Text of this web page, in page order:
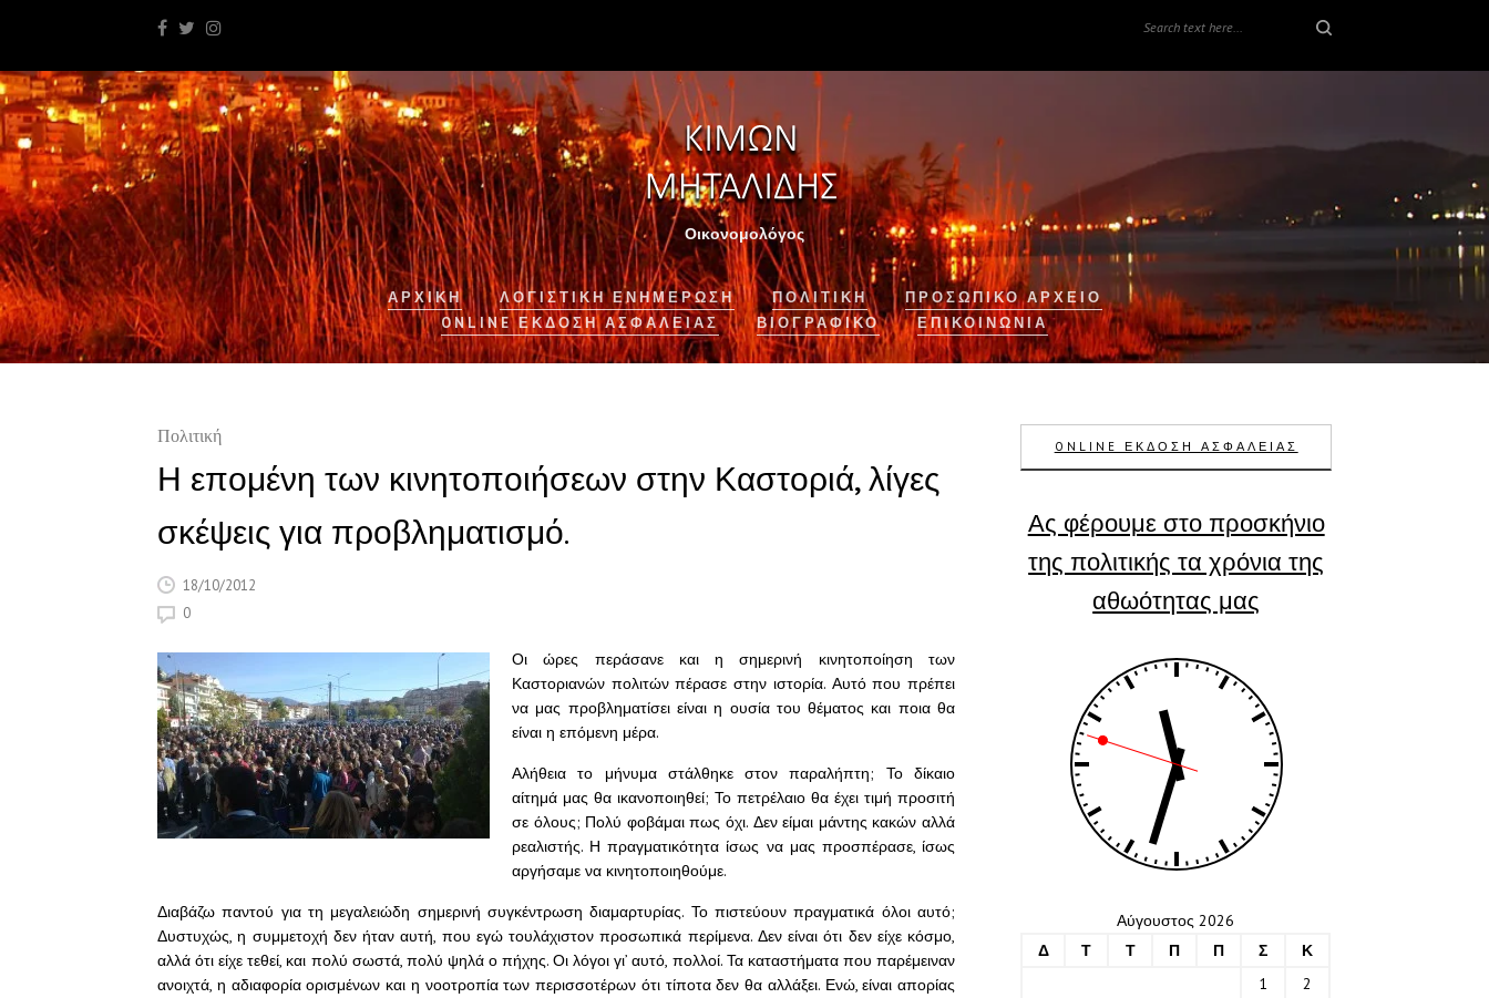
Οικονομολόγος
ΑΡΧΙΚΉ ΛΟΓΙΣΤΙΚΉ ΕΝΗΜΈΡΩΣΗ ΠΟΛΙΤΙΚΗ
ΠΡΟΣΩΠΙΚΟ ΑΡΧΕΙΟ
ONLINE ΈΚΔΟΣΗ ΑΣΦΆΛΕΙΑΣ
ΒΙΟΓΡΑΦΙΚΌ ΕΠΙΚΟΙΝΩΝΊΑ
Πολιτική
Η επομένη των κινητοποιήσεων στην Καστοριά, λίγες
σκέψεις για προβληματισμό.
18/10/2012
0
Οι ώρες περάσανε και η σημερινή κινητοποίηση των
Καστοριανών πολιτών πέρασε στην ιστορία. Αυτό που πρέπει
να μας προβληματίσει είναι η ουσία του θέματος και ποια θα
είναι η επόμενη μέρα.
Αλήθεια το μήνυμα στάλθηκε στον παραλήπτη; Το δίκαιο
αίτημά μας θα ικανοποιηθεί; Το πετρέλαιο θα έχει τιμή προσιτή
σε όλους; Πολύ φοβάμαι πως όχι. Δεν είμαι μάντης κακών αλλά
ρεαλιστής. Η πραγματικότητα ίσως να μας προσπέρασε, ίσως
αργήσαμε να κινητοποιηθούμε.
Διαβάζω παντού για τη μεγαλειώδη σημερινή συγκέντρωση διαμαρτυρίας. Το πιστεύουν πραγματικά όλοι αυτό;
Δυστυχώς, η συμμετοχή δεν ήταν αυτή, που εγώ τουλάχιστον προσωπικά περίμενα. Δεν είναι ότι δεν είχε κόσμο,
αλλά ότι είχε τεθεί, και πολύ σωστά, πολύ ψηλά ο πήχης. Οι λόγοι γι’ αυτό, πολλοί. Τα καταστήματα που παρέμειναν
ανοιχτά, η αδιαφορία ορισμένων και η νοοτροπία των περισσοτέρων ότι τίποτα δεν θα αλλάξει. Ενώ, είναι απορίας
ONLINE ΕΚΔΟΣΗ ΑΣΦΑΛΕΙΑΣ
Ας φέρουμε στο προσκήνιο
της πολιτικής τα χρόνια της
αθωότητας μας
Αύγουστος 2026
Δ
Τ Τ Π Π Σ
Κ
1
2